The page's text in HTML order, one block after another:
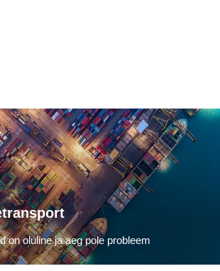
on oluline ja aeg pole probleem